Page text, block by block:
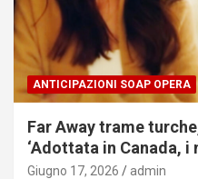
ANTICIPAZIONI SOAP OPERA
Far Away trame
‘Adottata in Canada,
Giugno 17, 2026 admin